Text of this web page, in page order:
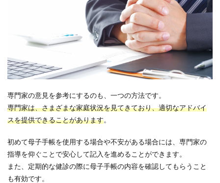
専門家の意見を参考にするのも、一つの方法です。
専門家は、さまざまな家庭状況を見てきており、適切なアドバイ
スを提供できることがあります。
初めて母子手帳を使用する場合や不安がある場合には、専門家の
指導を仰ぐことで安心して記入を進めることができます。
また、定期的な健診の際に母子手帳の内容を確認してもらうこと
も有効です。